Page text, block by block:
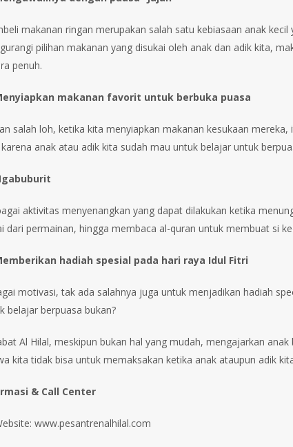
makanan ringan merupakan salah satu kebiasaan anak
pilihan makanan yang disukai oleh anak dan adik kita,
penuh.
makanan favorit untuk berbuka puasa
salah loh, ketika kita menyiapkan makanan kesukaan
karena anak atau adik kita sudah mau untuk belajar untuk
aktivitas menyenangkan yang dapat dilakukan ketika
dari permainan, hingga membaca al-quran untuk membuat si
hadiah spesial pada hari raya Idul Fitri
motivasi, tak ada salahnya juga untuk menjadikan hadiah
belajar berpuasa bukan?
Al Hilal, meskipun bukan hal yang mudah, mengajarkan
kita tidak bisa untuk memaksakan ketika anak ataupun adik
& Call Center
www.pesantrenalhilal.com